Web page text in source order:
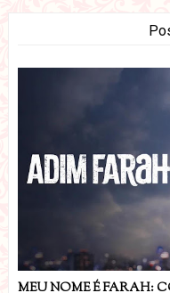
MEU NOME É FARAH: